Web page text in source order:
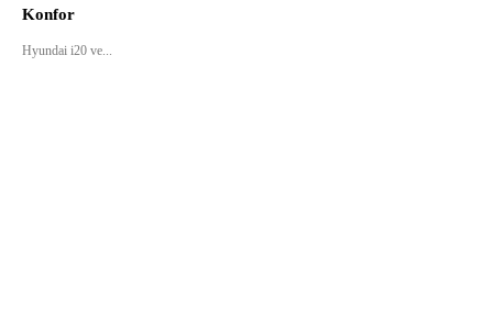
Konfor
Hyundai i20 ve...